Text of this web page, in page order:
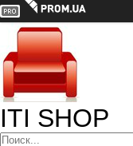
ITI SHOP